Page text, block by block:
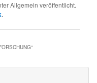
Allgemein veröffentlicht.
.
“